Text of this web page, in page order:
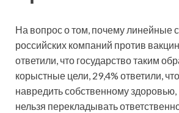
На вопрос о том, почему линейные
российских компаний против
ответили, что государство таким
корыстные цели, 29,4% ответили,
навредить собственному здоровью,
нельзя перекладывать